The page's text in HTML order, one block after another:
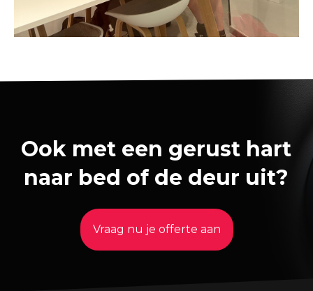
Ook met een gerust hart
naar bed of de deur uit?
Vraag nu je offerte aan